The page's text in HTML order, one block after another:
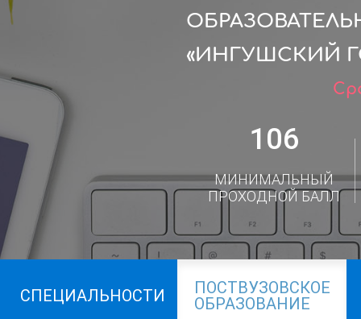
«ИНГУШСКИЙ
106
МИНИМАЛЬНЫЙ
ПРОХОДНОЙ БАЛЛ
СПЕЦИАЛЬНОСТИ
ПОСТВУЗОВСКОЕ
ОБРАЗОВАНИЕ